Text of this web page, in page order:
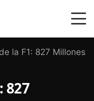
la F1: 827 Millones
827